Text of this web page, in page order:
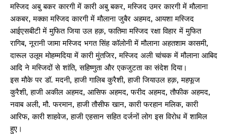
मस्जिद अबु बकर कारगी में कारी अबु बकर, मस्जिद उमर कारगी में मौलाना
अकबर, मक्का मस्जिद कारगी में मौलाना जुबैर अहमद, आयशा मस्जिद
आईएसबीटी में मुफित जिया उल हक़, फातिमा मस्जिद रक्षा विहार में मुफित
रागिब, नूरानी जामा मस्जिद भगत सिंह कॉलोनी में मौलाना अहतशाम कासमी,
दारूल उलूम मोहम्मदिया में कारी मुंतजिर, मस्जिद अली चांचक में मौलाना आबिद
आदि ने मस्जिदों से शांति, सहिष्णुता और एकजुटता का संदेश दिया।
इस मौके पर डॉ. मदनी, हाजी गालिब कुरैशी, हाजी जियाउल हक़, महफूज
कुरैशी, हाजी अकील अहमद, आसिफ अहमद, फरीद अहमद, तौफीक अहमद,
नवाब अली, मौ. फरमान, हाजी तौसीफ खान, कारी फरहान मलिक, कारी
आरिफ, कारी शाहवेज, हाजी एहसान सहित दर्जनों लोग इस विरोध में शामिल
हुए।